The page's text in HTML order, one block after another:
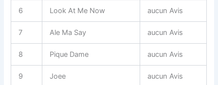
6 Look At Me Now aucun Avis
7 Ale Ma Say aucun Avis
8 Pique Dame aucun Avis
9 Joee aucun Avis